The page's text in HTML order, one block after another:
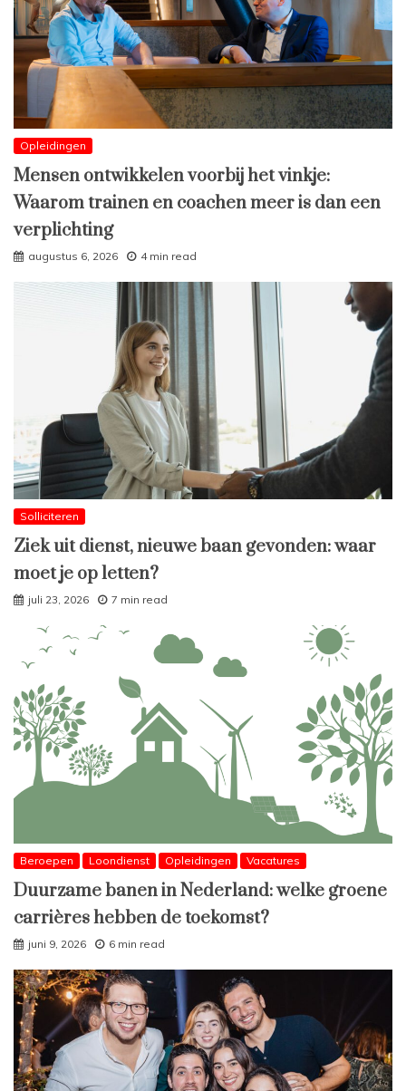
Opleidingen
Mensen ontwikkelen voorbij het vinkje:
Waarom trainen en coachen meer is dan een
verplichting
augustus 6, 2026 4 min read
Solliciteren
Ziek uit dienst, nieuwe baan gevonden: waar
moet je op letten?
juli 23, 2026 7 min read
Beroepen Loondienst Opleidingen Vacatures
Duurzame banen in Nederland: welke groene
carrières hebben de toekomst?
juni 9, 2026 6 min read